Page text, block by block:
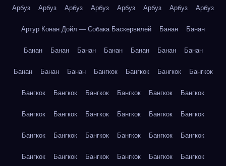
Арбуз Арбуз Арбуз Арбуз Арбуз Арбуз Арбуз Арбуз
Артур Конан Дойл — Собака Баскервилей Банан Банан
Банан Банан Банан Банан Банан Банан Банан
Банан Банан Банан Бангкок Бангкок Бангкок Бангкок
Бангкок Бангкок Бангкок Бангкок Бангкок Бангкок
Бангкок Бангкок Бангкок Бангкок Бангкок Бангкок
Бангкок Бангкок Бангкок Бангкок Бангкок Бангкок
Бангкок Бангкок Бангкок Бангкок Бангкок Бангкок